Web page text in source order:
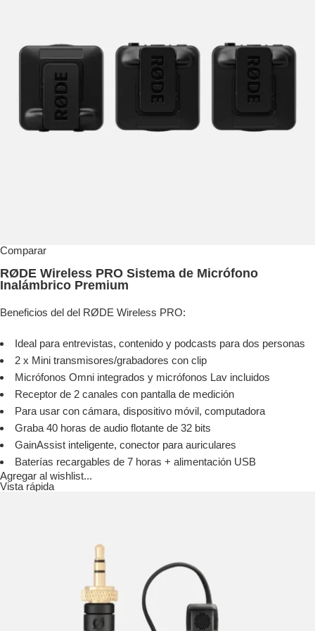
Comparar
RØDE Wireless PRO Sistema de Micrófono
Inalámbrico Premium
Beneficios del del RØDE Wireless PRO:
Ideal para entrevistas, contenido y podcasts para dos personas
2 x Mini transmisores/grabadores con clip
Micrófonos Omni integrados y micrófonos Lav incluidos
Receptor de 2 canales con pantalla de medición
Para usar con cámara, dispositivo móvil, computadora
Graba 40 horas de audio flotante de 32 bits
GainAssist inteligente, conector para auriculares
Baterías recargables de 7 horas + alimentación USB
Agregar al wishlist...
Vista rápida